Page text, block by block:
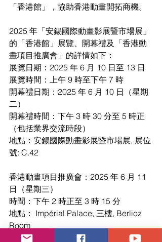
「香港館」，協助香港動畫開拓商機。
2025 年「安錫國際動畫影展暨市場展」
的「香港館」展覽、開幕禮及「香港動
畫項目推廣會」的詳情如下：
展覽日期：2025 年 6 月 10 日至 13 日
展覽時間：上午 9 時至下午 7 時
開幕禮日期：2025 年 6 月 10 日（星期
二）
開幕禮時間：下午 3 時 30 分至 5 時正
（包括業界交流時段）
地點：安錫國際動畫影展暨市場展, 展位
號: C.42
香港動畫項目推廣會：2025 年 6 月 11
日（星期三）
時間：下午 2 時正至 3 時 15 分
地點： Impérial Palace, 三樓, Berlioz
Room